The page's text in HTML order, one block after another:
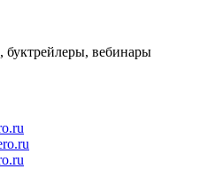
вебинары